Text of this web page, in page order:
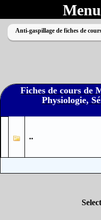
Anti-gaspillage de fiches de
Fiches de cours de
Physiologie,
..